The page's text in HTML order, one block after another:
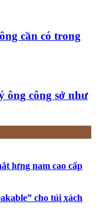
cần có trong
ông công sở như
lưng nam cao cấp
cho túi xách